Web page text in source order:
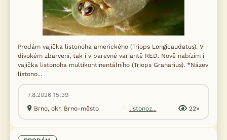
Prodám vajíčka listonoha amerického (Triops Longicaudatus). V
divokém zbarvení, tak i v barevné variantě RED. Nově nabízím i
vajíčka listonoha multikontinentálního (Triops Granarius). *Název
listono...
7.8.2026 15:39
Brno, okr. Brno-město
listonoz... 22×